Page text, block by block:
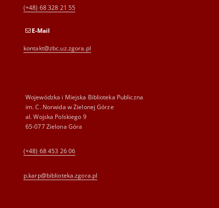
(+48) 68 328 21 55
E-Mail
kontakt@zbc.uz.zgora.pl
Wojewódzka i Miejska Biblioteka Publiczna
im. C. Norwida w Zielonej Górze
al. Wojska Polskiego 9
65-077 Zielona Góra
(+48) 68 453 26 06
p.karp@biblioteka.zgora.pl